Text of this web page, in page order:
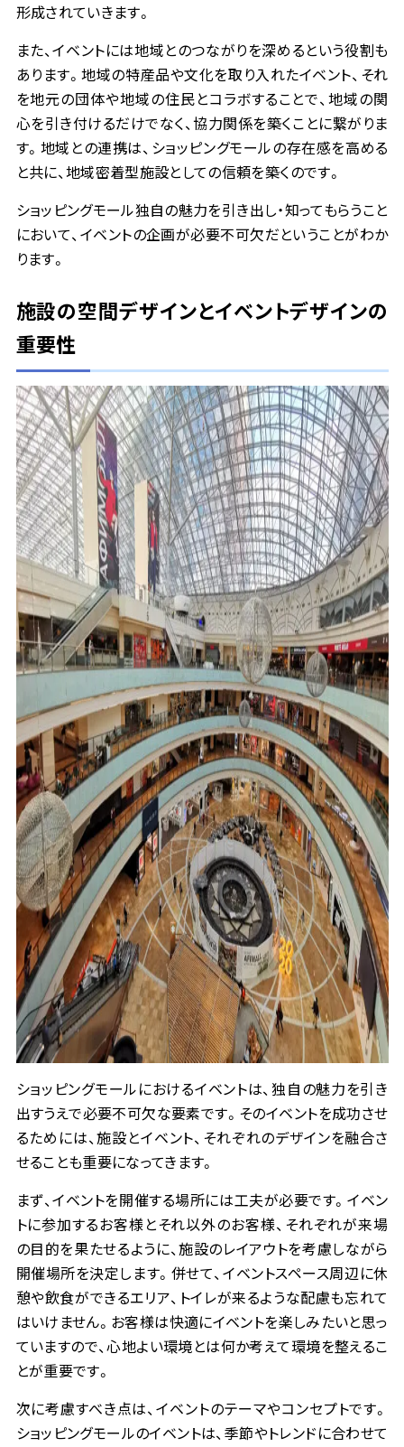
形成されていきます。
また、イベントには地域とのつながりを深めるという役割も
あります。地域の特産品や文化を取り入れたイベント、それ
を地元の団体や地域の住民とコラボすることで、地域の関
心を引き付けるだけでなく、協力関係を築くことに繋がりま
す。地域との連携は、ショッピングモールの存在感を高める
と共に、地域密着型施設としての信頼を築くのです。
ショッピングモール独自の魅力を引き出し・知ってもらうこと
において、イベントの企画が必要不可欠だということがわか
ります。
施設の空間デザインとイベントデザインの
重要性
ショッピングモールにおけるイベントは、独自の魅力を引き
出すうえで必要不可欠な要素です。そのイベントを成功させ
るためには、施設とイベント、それぞれのデザインを融合さ
せることも重要になってきます。
まず、イベントを開催する場所には工夫が必要です。イベン
トに参加するお客様とそれ以外のお客様、それぞれが来場
の目的を果たせるように、施設のレイアウトを考慮しながら
開催場所を決定します。併せて、イベントスペース周辺に休
憩や飲食ができるエリア、トイレが来るような配慮も忘れて
はいけません。お客様は快適にイベントを楽しみたいと思っ
ていますので、心地よい環境とは何か考えて環境を整えるこ
とが重要です。
次に考慮すべき点は、イベントのテーマやコンセプトです。
ショッピングモールのイベントは、季節やトレンドに合わせて